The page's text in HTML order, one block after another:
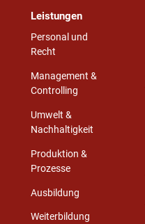
Leistungen
Personal und
Recht
Management &
Controlling
Umwelt &
Nachhaltigkeit
Produktion &
Prozesse
Ausbildung
Weiterbildung